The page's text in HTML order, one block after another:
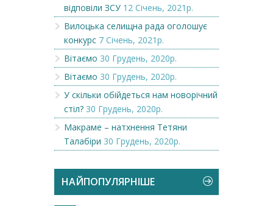
відповіли ЗСУ 12 Січень, 2021р.
Вилоцька селищна рада оголошує
конкурс 7 Січень, 2021р.
Вітаємо 30 Грудень, 2020р.
Вітаємо 30 Грудень, 2020р.
У скільки обійдеться нам новорічний
стіл? 30 Грудень, 2020р.
Макраме – натхнення Тетяни
Талабіри 30 Грудень, 2020р.
НАЙПОПУЛЯРНІШЕ